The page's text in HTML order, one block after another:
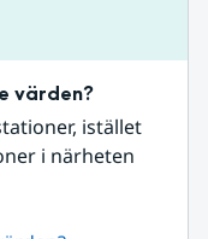
värden?
istället
i närheten